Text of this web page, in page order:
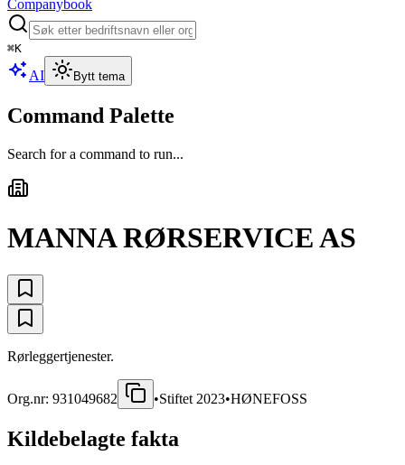
Companybook
⌘K
AI Bytt tema
Command Palette
Search for a command to run...
MANNA RØRSERVICE AS
Rørleggertjenester.
Org.nr: 931049682 •Stiftet 2023•HØNEFOSS
Kildebelagte fakta